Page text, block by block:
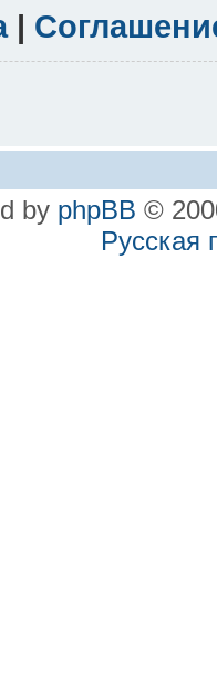
|
by phpBB ©
Русская